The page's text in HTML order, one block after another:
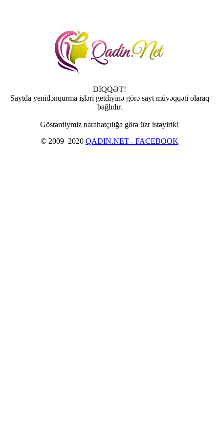
DİQQƏT!
Saytda yenidənqurma işləri getdiyinə görə sayt müvəqqəti olaraq
bağlıdır.
Göstərdiymiz narahatçılığa görə üzr istəyirik!
© 2009–2020 QADIN.NET - FACEBOOK